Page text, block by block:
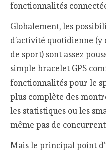
fonctionnalités
Globalement, les
d’activité quotidienne (y
de sport) sont assez
simple bracelet GPS
fonctionnalités pour le
plus complète des
les statistiques ou les
même pas de
Mais le principal point